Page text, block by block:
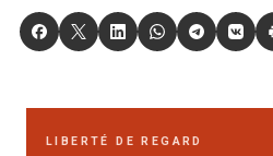
LIBERTÉ DE REGARD